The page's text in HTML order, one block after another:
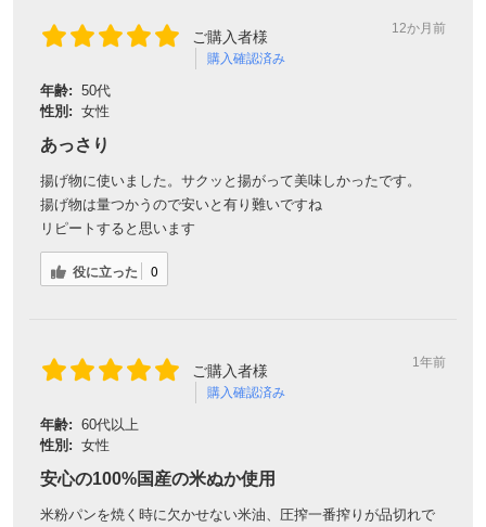
ご購入者様
購入確認済み
12か月前
年齢: 50代
性別: 女性
あっさり
揚げ物に使いました。サクッと揚がって美味しかったです。
揚げ物は量つかうので安いと有り難いですね
リピートすると思います
役に立った 0
ご購入者様
購入確認済み
1年前
年齢: 60代以上
性別: 女性
安心の100%国産の米ぬか使用
米粉パンを焼く時に欠かせない米油、圧搾一番搾りが品切れで